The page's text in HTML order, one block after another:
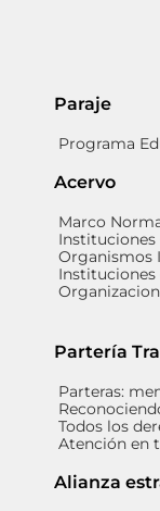
Paraje
Programa
Acervo
Marco
Instituciones
Organismos
Instituciones
Partería
Parteras:
Todos los
Atención en
Alianza